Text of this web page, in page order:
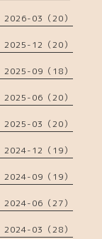
2026-03（20）
2025-12（20）
2025-09（18）
2025-06（20）
2025-03（20）
2024-12（19）
2024-09（19）
2024-06（27）
2024-03（28）